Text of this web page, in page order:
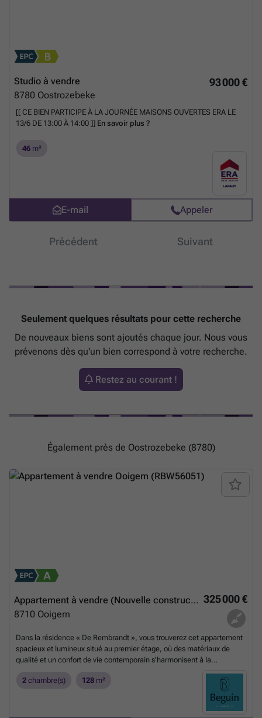
93 000 €
Studio à vendre
8780 Oostrozebeke
[[ CE BIEN PARTICIPE À LA JOURNÉE MAISONS OUVERTES ERA LE
13/6 DE 13:00 À 14:00 ]] En savoir plus ?
46 m²
E-mail Appeler
Précédent Suivant
Seulement quelques résultats pour cette recherche
De nouveaux biens sont ajoutés chaque jour. Nous vous
prévenons dès qu'un bien correspond à votre recherche.
Restez au courant !
Également près de Oostrozebeke (8780)
325 000 €
Appartement à vendre (Nouvelle construction)
8710 Ooigem
Dans la résidence « De Rembrandt », vous trouverez cet appartement
spacieux et lumineux situé au premier étage, où des matériaux de
qualité et un confort de vie contemporain s'harmonisent à la
emplacement central, cet appartement constitue un pied-à-terre idéal
pour ceux qui souhaitent vivre confortablement tout en réduisant leur
consommation d'énergie. De plus, sous réserve de remplir les
conditions requises, il est possible d'acquérir cet appartement au taux
2 chambre(s) 128 m²